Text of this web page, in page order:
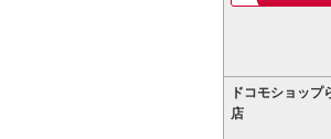
ドコモショップ
店